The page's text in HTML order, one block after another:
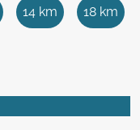
14 km 18 km